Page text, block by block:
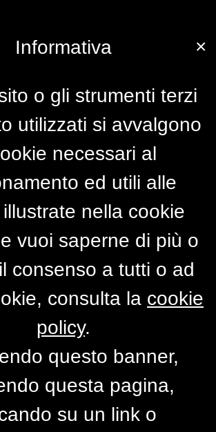
vortice
di grace
×
Informativa
o gli strumenti terzi
utilizzati si avvalgono
necessari al
ed utili alle
nella cookie
vuoi saperne di più o
consenso a tutti o ad
consulta la cookie
policy.
questo banner,
questa pagina,
su un link o